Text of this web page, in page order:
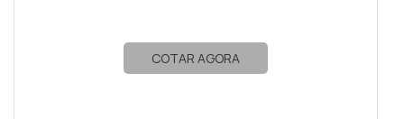
COTAR AGORA